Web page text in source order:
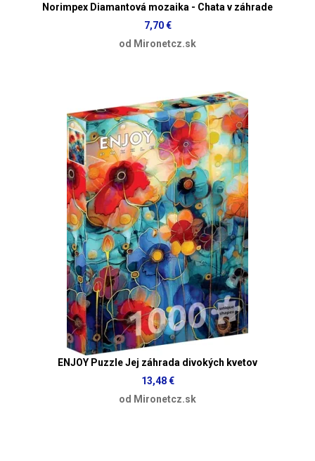
Norimpex Diamantová mozaika - Chata v záhrade
7,70 €
od Mironetcz.sk
ENJOY Puzzle Jej záhrada divokých kvetov
13,48 €
od Mironetcz.sk